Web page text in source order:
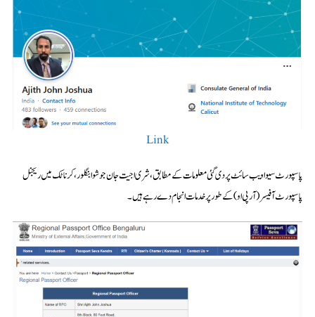
Link
پاسپورٹ سیوا ویب سائٹ پر دی گئی معلومات کے مطابق، شری اجیت جان جوشوا بنگلور، کرناٹک میں ریجنل
پاسپورٹ آفیسر (آر پی او) کے طور پر خدمات انجام دے رہے ہیں۔